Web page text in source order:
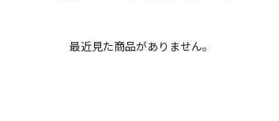
最近見た商品がありません。